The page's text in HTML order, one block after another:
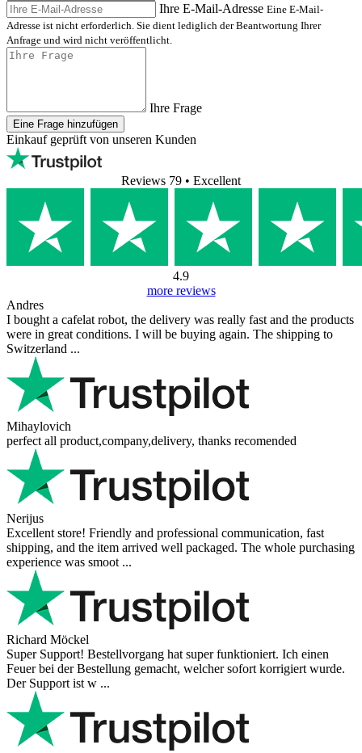
Ihre E-Mail-Adresse Eine E-Mail-
Adresse ist nicht erforderlich. Sie dient lediglich der Beantwortung Ihrer
Anfrage und wird nicht veröffentlicht.
Ihre Frage
Eine Frage hinzufügen
Einkauf geprüft von unseren Kunden
Reviews 79 • Excellent
4.9
more reviews
Andres
I bought a cafelat robot, the delivery was really fast and the products
were in great conditions. I will be buying again. The shipping to
Switzerland ...
Mihaylovich
perfect all product,company,delivery, thanks recomended
Nerijus
Excellent store! Friendly and professional communication, fast
shipping, and the item arrived well packaged. The whole purchasing
experience was smoot ...
Richard Möckel
Super Support! Bestellvorgang hat super funktioniert. Ich einen
Feuer bei der Bestellung gemacht, welcher sofort korrigiert wurde.
Der Support ist w ...